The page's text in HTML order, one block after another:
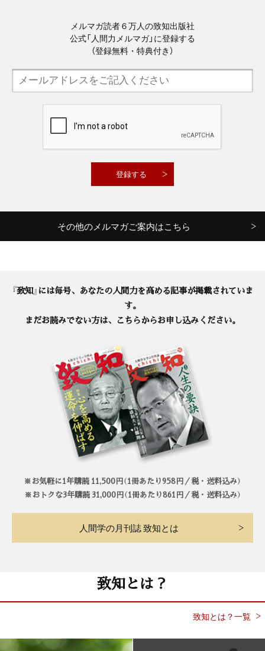
メルマガ読者６万人の致知出版社
公式「人間力メルマガ」に登録する
（登録無料・特典付き）
その他のメルマガご案内はこちら
『致知』には毎号、あなたの人間力を高める記事が掲載されていま
す。
まだお読みでない方は、こちらからお申し込みください。
※お気軽に1年購読 11,500円（1冊あたり958円／税・送料込み）
※おトクな3年購読 31,000円（1冊あたり861円／税・送料込み）
人間学の月刊誌 致知とは
致知とは？
致知とは？一覧